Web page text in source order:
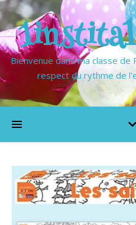
Bienvenue dans ma classe de
respect du rythme de